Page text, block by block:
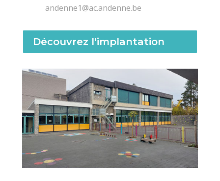
andenne1@ac.andenne.be
Découvrez l'implantation